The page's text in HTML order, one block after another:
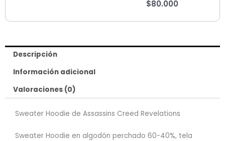
Descripción
Información adicional
Valoraciones (0)
Sweater Hoodie de Assassins Creed Revelations
Sweater Hoodie en algodón perchado 60-40%, tela